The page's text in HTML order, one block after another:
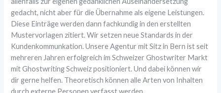
gedacht, nicht aber für die Übernahme als eigene Leistungen.
Diese Einträge werden dann fachkundig in den erstellten
Mustervorlagen zitiert. Wir setzen neue Standards in der
Kundenkommunkation. Unsere Agentur mit Sitz in Bern ist seit
mehreren Jahren erfolgreich im Schweizer Ghostwriter Markt
mit Ghostwriting Schweiz positioniert. Und dabei können wir
dir gerne helfen. Theoretisch können alle Arten von Inhalten
durch externe Personen verfasst werden.